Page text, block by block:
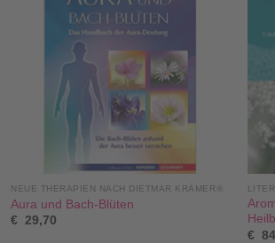
NEUE THERAPIEN NACH DIETMAR KRÄMER®
Aura und Bach-Blüten
€
29,70
€